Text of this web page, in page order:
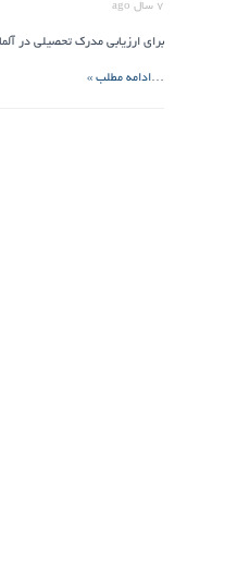
7 سال ago
برای ارزیابی مدرک تحصیلی در
…ادامه مطلب »